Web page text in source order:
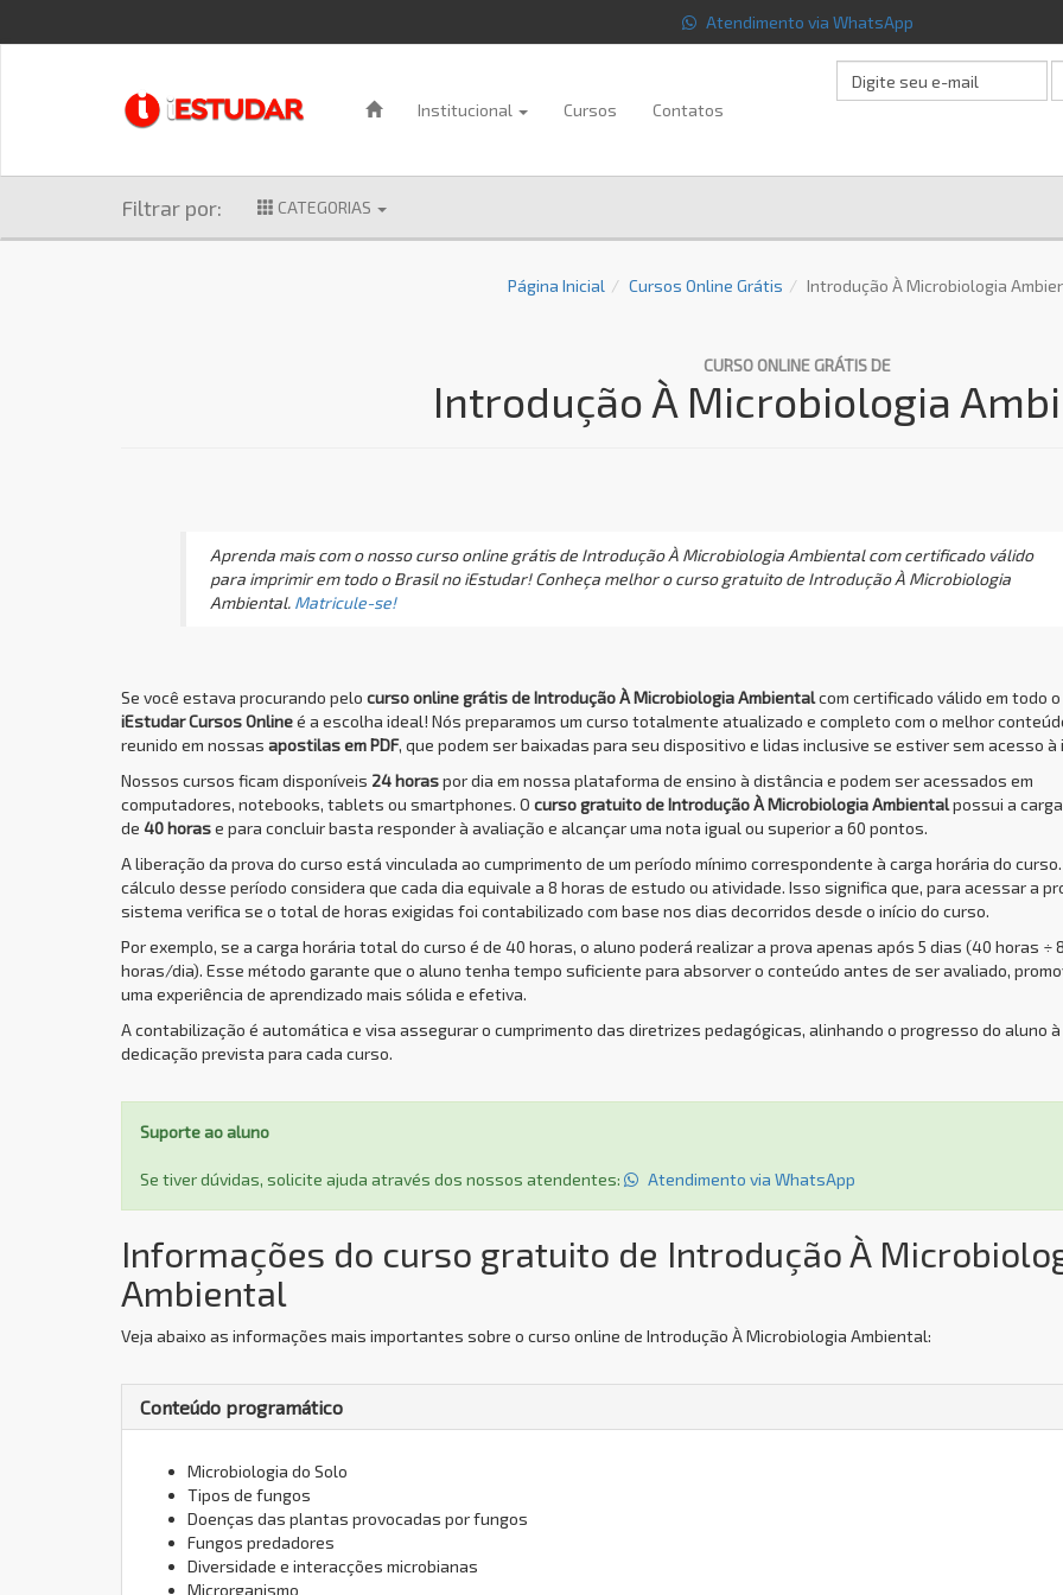
Atendimento via WhatsApp
Institucional Cursos Contatos
Filtrar por: CATEGORIAS
Página Inicial Cursos Online Grátis Introdução À Microbiologia
CURSO ONLINE GRÁTIS DE
Introdução À Microbiologia
Aprenda mais com o nosso curso online grátis de Introdução À Microbiologia Ambiental com certificado válido
para imprimir em todo o Brasil no iEstudar! Conheça melhor o curso gratuito de Introdução À Microbiologia
Ambiental. Matricule-se!
Se você estava procurando pelo curso online grátis de Introdução À Microbiologia Ambientalcom certificado válido em todo o
iEstudar Cursos Onlineé a escolha ideal! Nós preparamos um curso totalmente atualizado e completo com o melhor
reunido em nossas apostilas em PDF, que podem ser baixadas para seu dispositivo e lidas inclusive se estiver sem acesso
Nossos cursos ficam disponíveis 24 horaspor dia em nossa plataforma de ensino à distância e podem ser acessados em
computadores, notebooks, tablets ou smartphones. O curso gratuito de Introdução À Microbiologia Ambientalpossui a
de 40 horase para concluir basta responder à avaliação e alcançar uma nota igual ou superior a 60 pontos.
A liberação da prova do curso está vinculada ao cumprimento de um período mínimo correspondente à carga horária do curso.
cálculo desse período considera que cada dia equivale a 8 horas de estudo ou atividade. Isso significa que, para acessar a
sistema verifica se o total de horas exigidas foi contabilizado com base nos dias decorridos desde o início do curso.
Por exemplo, se a carga horária total do curso é de 40 horas, o aluno poderá realizar a prova apenas após 5 dias (40 horas ÷
horas/dia). Esse método garante que o aluno tenha tempo suficiente para absorver o conteúdo antes de ser avaliado,
uma experiência de aprendizado mais sólida e efetiva.
A contabilização é automática e visa assegurar o cumprimento das diretrizes pedagógicas, alinhando o progresso do aluno à
dedicação prevista para cada curso.
Suporte ao aluno
Se tiver dúvidas, solicite ajuda através dos nossos atendentes: Atendimento via WhatsApp
Informações do curso gratuito de Introdução À
Ambiental
Veja abaixo as informações mais importantes sobre o curso online de Introdução À Microbiologia Ambiental:
Conteúdo programático
Microbiologia do Solo
Tipos de fungos
Doenças das plantas provocadas por fungos
Fungos predadores
Diversidade e interacções microbianas
Microrganismo